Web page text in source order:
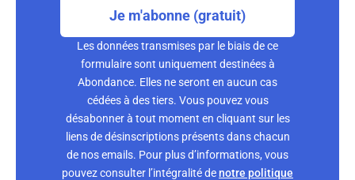
Je m'abonne (gratuit)
Les données transmises par le biais de ce
formulaire sont uniquement destinées à
Abondance. Elles ne seront en aucun cas
cédées à des tiers. Vous pouvez vous
désabonner à tout moment en cliquant sur les
liens de désinscriptions présents dans chacun
de nos emails. Pour plus d’informations, vous
pouvez consulter l’intégralité denotre politique